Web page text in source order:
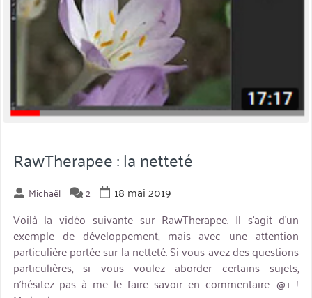
RawTherapee : la netteté
Michaël 2
18 mai 2019
Voilà la vidéo suivante sur RawTherapee. Il s’agit d’un
exemple de développement, mais avec une attention
particulière portée sur la netteté. Si vous avez des questions
particulières, si vous voulez aborder certains sujets,
n’hésitez pas à me le faire savoir en commentaire. @+ !